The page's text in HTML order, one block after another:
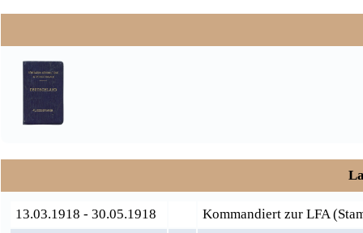
13.03.1918 - 30.05.1918
Kommandiert zur LFA